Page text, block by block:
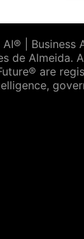
AI® | Business
de Almeida.
are